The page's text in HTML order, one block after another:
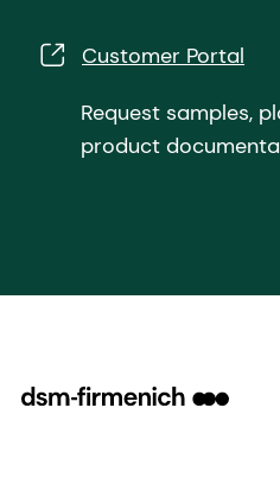
Customer Portal
Request samples,
product